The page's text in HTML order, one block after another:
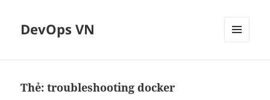
DevOps VN
Thẻ:troubleshooting docker